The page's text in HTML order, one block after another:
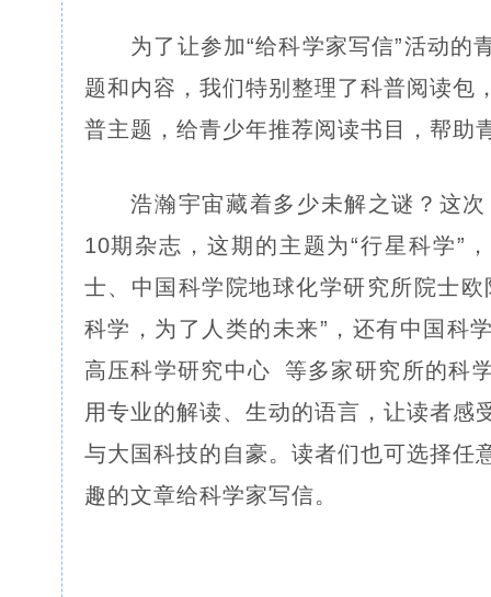
为了让参加“给科学家写信”活动的
题和内容，我们特别整理了科普阅读包
普主题，给青少年推荐阅读书目，帮助
浩瀚宇宙藏着多少未解之谜？这
10期杂志，这期的主题为“行星科学”
士、中国科学院地球化学研究所院士
科学，为了人类的未来”，还有中国科
高压科学研究中心
等多家研究所的科
用专业的解读、生动的语言，让读者感
与大国科技的自豪。读者们也可选择任
趣的文章给科学家写信。